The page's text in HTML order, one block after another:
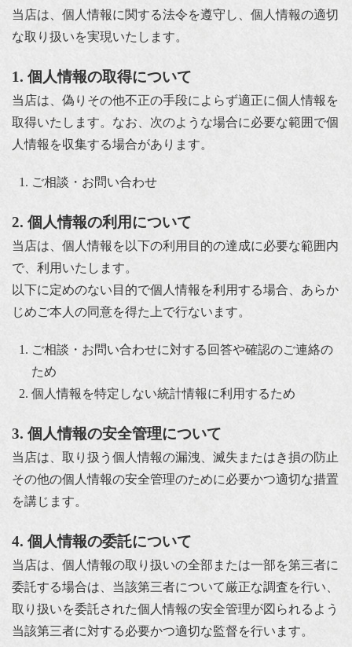
当店は、個人情報に関する法令を遵守し、個人情報の適切
な取り扱いを実現いたします。
1. 個人情報の取得について
当店は、偽りその他不正の手段によらず適正に個人情報を
取得いたします。なお、次のような場合に必要な範囲で個
人情報を収集する場合があります。
ご相談・お問い合わせ
2. 個人情報の利用について
当店は、個人情報を以下の利用目的の達成に必要な範囲内
で、利用いたします。
以下に定めのない目的で個人情報を利用する場合、あらか
じめご本人の同意を得た上で行ないます。
ご相談・お問い合わせに対する回答や確認のご連絡の
ため
個人情報を特定しない統計情報に利用するため
3. 個人情報の安全管理について
当店は、取り扱う個人情報の漏洩、滅失またはき損の防止
その他の個人情報の安全管理のために必要かつ適切な措置
を講じます。
4. 個人情報の委託について
当店は、個人情報の取り扱いの全部または一部を第三者に
委託する場合は、当該第三者について厳正な調査を行い、
取り扱いを委託された個人情報の安全管理が図られるよう
当該第三者に対する必要かつ適切な監督を行います。